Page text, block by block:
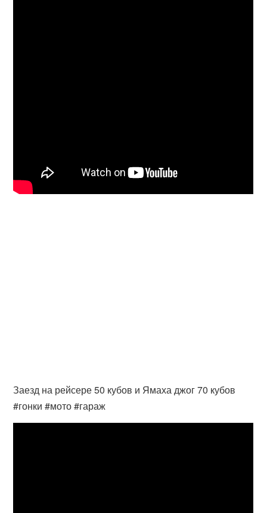
Заезд на рейсере 50 кубов и Ямаха джог 70 кубов
#гонки #мото #гараж